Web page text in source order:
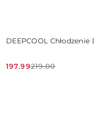
DEEPCOOL
Cena
197.99
Cena
219.00